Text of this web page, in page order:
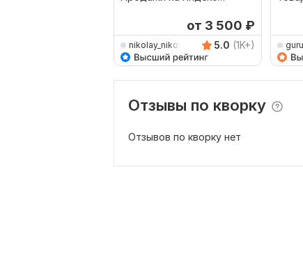
от 3 500 ₽
nikolay_nikolaevich 5.0 (1K+)
Отзывы по кворку
Отзывов по кворку нет